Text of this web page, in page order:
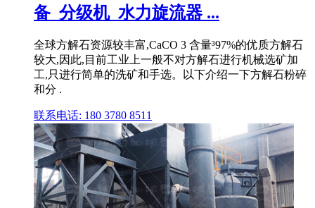
备_分级机_水力旋流器 ...
全球方解石资源较丰富,CaCO 3 含量³97%的优质方解石
较大,因此,目前工业上一般不对方解石进行机械选矿加
工,只进行简单的洗矿和手选。以下介绍一下方解石粉碎
和分 .
联系电话: 180 3780 8511